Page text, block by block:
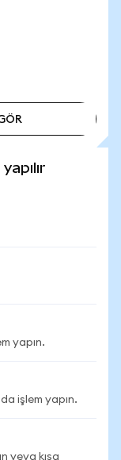
yapın.
işlem yapın.
veya kısa